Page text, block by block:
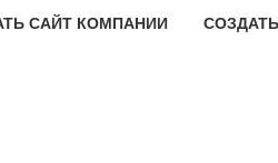
САЙТ КОМПАНИИ